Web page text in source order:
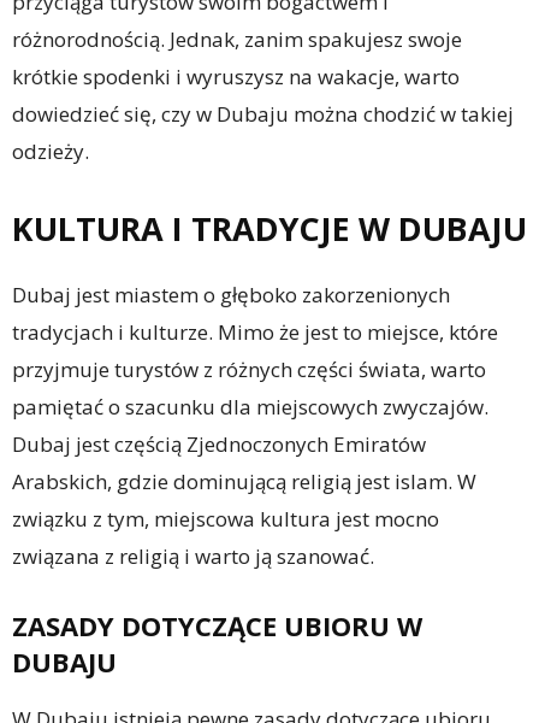
różnorodnością. Jednak, zanim spakujesz swoje
krótkie spodenki i wyruszysz na wakacje, warto
dowiedzieć się, czy w Dubaju można chodzić w takiej
odzieży.
KULTURA I TRADYCJE W DUBAJU
Dubaj jest miastem o głęboko zakorzenionych
tradycjach i kulturze. Mimo że jest to miejsce, które
przyjmuje turystów z różnych części świata, warto
pamiętać o szacunku dla miejscowych zwyczajów.
Dubaj jest częścią Zjednoczonych Emiratów
Arabskich, gdzie dominującą religią jest islam. W
związku z tym, miejscowa kultura jest mocno
związana z religią i warto ją szanować.
ZASADY DOTYCZĄCE UBIORU W
DUBAJU